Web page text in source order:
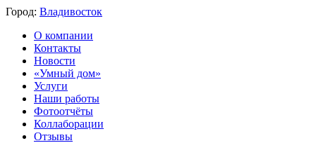
Город: Владивосток
О компании
Контакты
Новости
«Умный дом»
Услуги
Наши работы
Фотоотчёты
Коллаборации
Отзывы